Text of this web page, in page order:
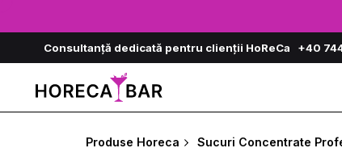
to
Consultanță dedicată pentru clienții HoReCa +40
Produse Horeca Sucuri Concentrate